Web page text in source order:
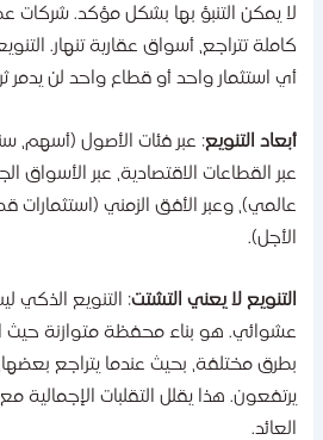
يمكن التنبؤ بها بشكل مؤكد. شركات
تتراجع، أسواق عقارية تنهار. التنويع
استثمار واحد أو قطاع واحد لن يدمر ثروتك
التنويع: عبر فئات الأصول (أسهم،
القطاعات الاقتصادية، عبر الأسواق
وعبر الأفق الزمني (استثمارات
لا يعني التشتت
هو بناء محفظة متوازنة حيث
مختلفة، بحيث عندما يتراجع بعضها،
هذا يقلل التقلبات الإجمالية مع